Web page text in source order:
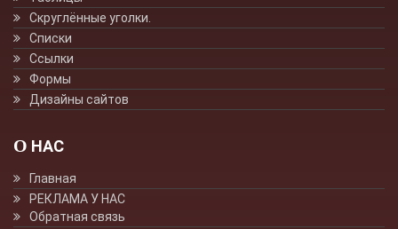
Скруглённые уголки.
Списки
Ссылки
Формы
Дизайны сайтов
О НАС
Главная
РЕКЛАМА У НАС
Обратная связь